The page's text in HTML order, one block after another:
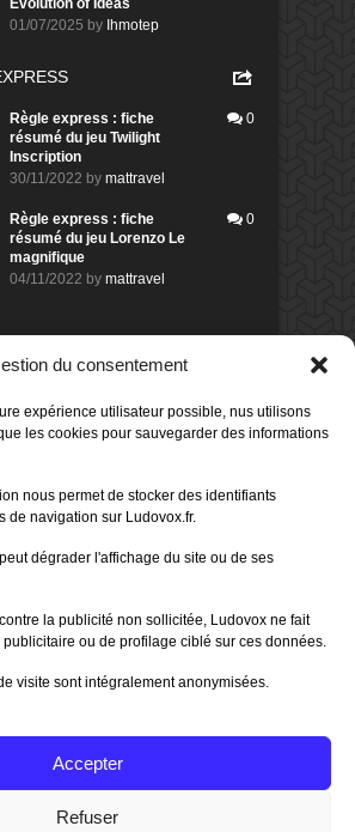
du consentement
expérience utilisateur possible, nus utilisons
les cookies pour sauvegarder des informations
nous permet de stocker des identifiants
de navigation sur Ludovox.fr.
dégrader l'affichage du site ou de ses
la publicité non sollicitée, Ludovox ne fait
ou de profilage ciblé sur ces données.
visite sont intégralement anonymisées.
Accepter
Refuser
Evolution of Ideas
01/07/2025 by Ihmotep
Règle express : fiche
résumé du jeu Twilight
Inscription
30/11/2022 by mattravel
0
Règle express : fiche
résumé du jeu Lorenzo Le
magnifique
04/11/2022 by mattravel
0
AVIS DES MEMBRES
Avis de morlockbob
Sur le jeu Collect!
il y a 1 jour
Avis demorlockbob
Sur le jeu Detective Box - Ciao
Publié leil y a 2 jours
80%
Sur le jeu Detective Box - Ciao
Bella